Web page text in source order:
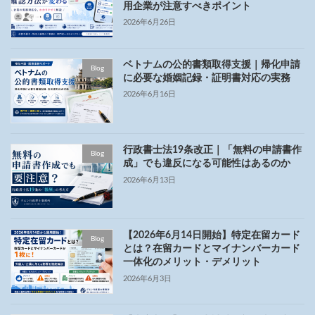
用企業が注意すべきポイント
2026年6月26日
Blog
ベトナムの公的書類取得支援｜帰化申請
に必要な婚姻記録・証明書対応の実務
2026年6月16日
Blog
行政書士法19条改正｜「無料の申請書作
成」でも違反になる可能性はあるのか
2026年6月13日
Blog
【2026年6月14日開始】特定在留カード
とは？在留カードとマイナンバーカード
一体化のメリット・デメリット
2026年6月3日